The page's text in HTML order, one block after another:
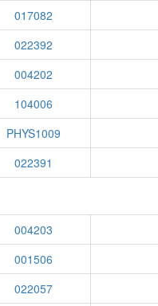
017082
022392
004202
104006
PHYS1009
022391
004203
001506
022057